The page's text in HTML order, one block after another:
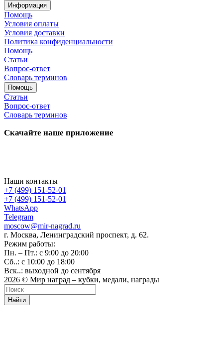
Информация
Помощь
Условия оплаты
Условия доставки
Политика конфиденциальности
Помощь
Статьи
Вопрос-ответ
Словарь терминов
Помощь
Статьи
Вопрос-ответ
Словарь терминов
Скачайте наше приложение
Наши контакты
+7 (499) 151-52-01
+7 (499) 151-52-01
WhatsApp
Telegram
moscow@mir-nagrad.ru
г. Москва, Ленинградский проспект, д. 62.
Режим работы:
Пн. – Пт.: с 9:00 до 20:00
Сб..: с 10:00 до 18:00
Вск..: выходной до сентября
2026 © Мир наград – кубки, медали, награды
Найти